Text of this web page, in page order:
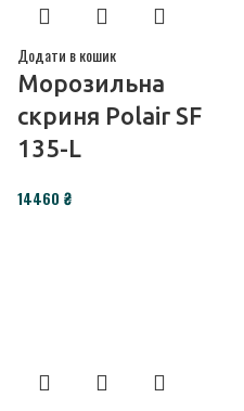
Додати в кошик
Морозильна
скриня Polair SF
135-L
14460 ₴